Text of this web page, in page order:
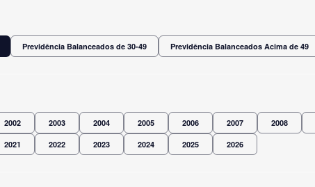
Previdência Balanceados de 30-49 Previdência Balanceados Acima de 49
2002 2003 2004 2005 2006 2007 2008
2021 2022 2023 2024 2025 2026